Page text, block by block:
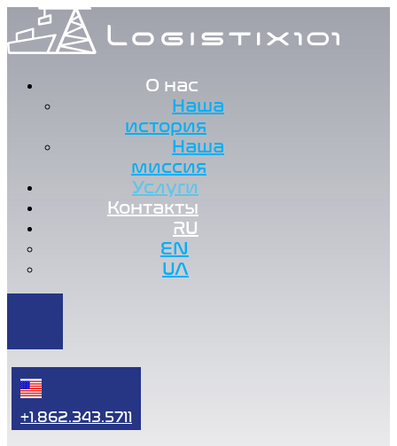
О нас
Наша
история
Наша
миссия
Услуги
Контакты
RU
EN
UA
+1.862.343.5711